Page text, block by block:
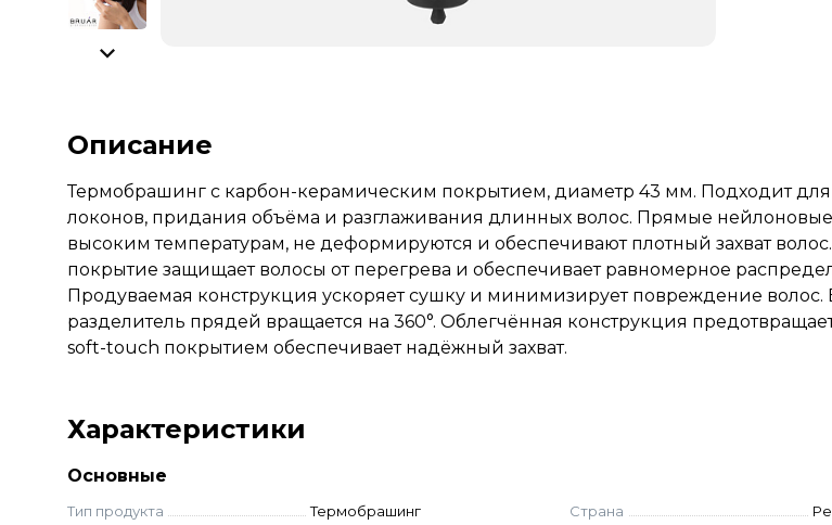
Описание
Термобрашинг с карбон-керамическим покрытием, диаметр 43 мм. Подходит
локонов, придания объёма и разглаживания длинных волос. Прямые
высоким температурам, не деформируются и обеспечивают плотный захват
покрытие защищает волосы от перегрева и обеспечивает равномерное
Продуваемая конструкция ускоряет сушку и минимизирует повреждение волос.
разделитель прядей вращается на 360°. Облегчённая конструкция предотвращает
soft-touch покрытием обеспечивает надёжный захват.
Характеристики
Основные
Тип продукта Термобрашинг Страна